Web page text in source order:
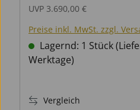
UVP 3.690,00 €
Preise inkl. MwSt. zzgl.
Lagernd: 1 Stück
Werktage)
Vergleich